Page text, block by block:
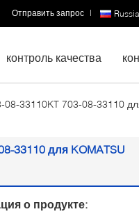
Отправить запрос |
контроль качества
33110KT 703-08-33110
33110 для KOMATSU
о продукте: